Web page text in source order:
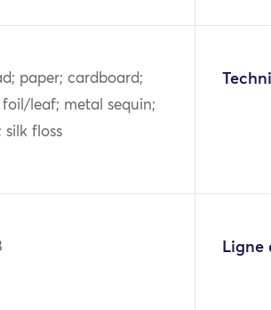
paper; cardboard;
foil/leaf; metal sequin;
silk floss
Ligne